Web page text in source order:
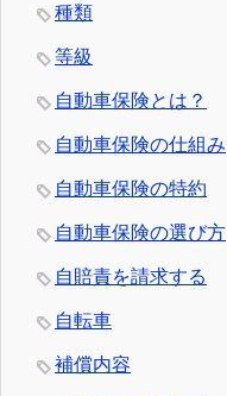
種類
等級
自動車保険とは？
自動車保険の仕組み
自動車保険の特約
自動車保険の選び方
自賠責を請求する
自転車
補償内容